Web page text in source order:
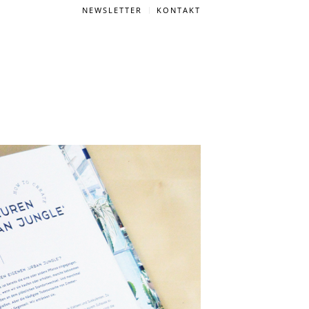
NEWSLETTER KONTAKT